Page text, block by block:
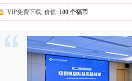
VIP免费下载, 价值: 100 个福币